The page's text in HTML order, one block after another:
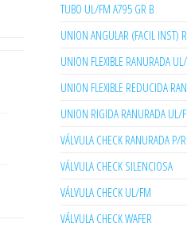
TUBO UL/FM A795 GR B
UNION ANGULAR (FACIL INST)
UNION FLEXIBLE RANURADA
UNION FLEXIBLE REDUCIDA
UNION RIGIDA RANURADA UL/
VÁLVULA CHECK RANURADA P/
VÁLVULA CHECK SILENCIOSA
VÁLVULA CHECK UL/FM
VÁLVULA CHECK WAFER